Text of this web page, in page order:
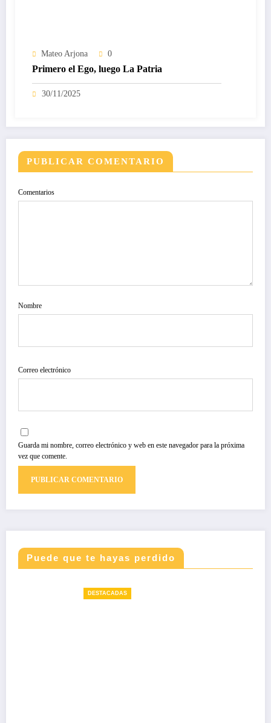
Mateo Arjona 0
Primero el Ego, luego La Patria
30/11/2025
PUBLICAR COMENTARIO
Comentarios
Nombre
Correo electrónico
Guarda mi nombre, correo electrónico y web en este navegador para la próxima
vez que comente.
Puede que te hayas perdido